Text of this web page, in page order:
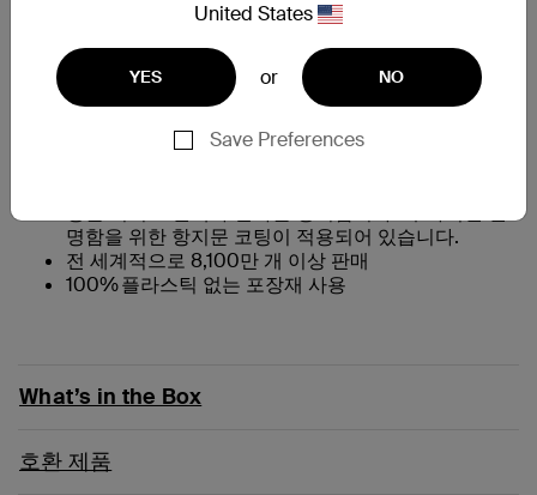
United States
YES or NO
Save Preferences
9H 스크래치 저항성으로†일상적인 마모로 인한 긁힘
과 손상을 방지합니다.
본연의 스크린과 같은 외관, 촉감 및 터치 스크린 경험
지능형 유리 조성 덕분에 원래 AppleWatch 화면처럼
명함을 위한 항지문 코팅이 적용되어 있습니다.
전 세계적으로 8,100만 개 이상 판매
100% 플라스틱 없는 포장재 사용
What’s in the Box
호환 제품